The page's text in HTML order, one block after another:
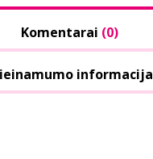
Komentarai (0)
informacija